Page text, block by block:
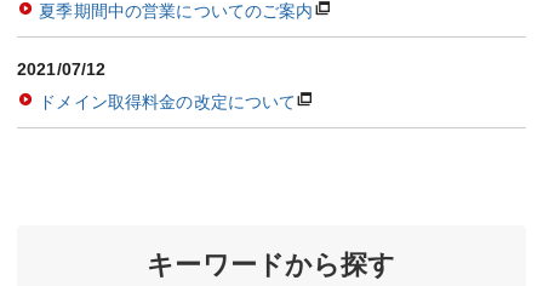
夏季期間中の営業についてのご案内
2021/07/12
ドメイン取得料金の改定について
キーワードから探す